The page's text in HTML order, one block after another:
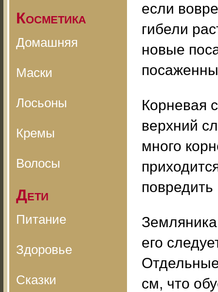
Косметика
Домашняя
Маски
Лосьоны
Кремы
Волосы
Дети
Питание
Здоровье
Сказки
если
гибели
новые
Корневая
верхний
много
повредить
Земляника
его
см, что